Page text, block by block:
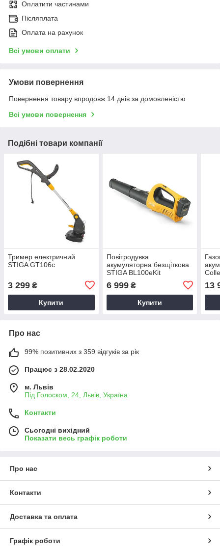
Оплатити частинами
Післяплата
Оплата на рахунок
Всі умови оплати
Умови повернення
Повернення товару впродовж 14 днів за домовленістю
Всі умови повернення
Подібні товари компанії
Тример електричний
STIGA GT106c
3 299 ₴
Купити
Повітродувка
акумуляторна безщіткова
STIGA BL100eKit
6 999₴
Купити
13
Про нас
99% позитивних з 359 відгуків за рік
Працює з 28.02.2020
м. Львів
Під Голоском, 24, Львів, Україна
Контакти
Сьогодні вихідний
Показати весь графік роботи
Про нас
Контакти
Доставка та оплата
Графік роботи